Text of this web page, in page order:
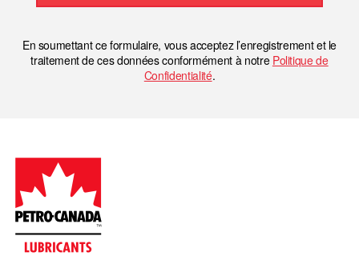
En soumettant ce formulaire, vous acceptez l’enregistrement et le
traitement de ces données conformément à notre Politique de
Confidentialité.